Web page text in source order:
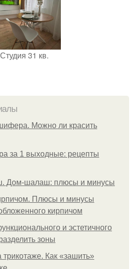
Студия 31 кв.
Можно ли красить
за 1 выходные: рецепты
Дом-шалаш: плюсы и минусы
Плюсы и минусы
кирпичом
и эстетичного
зоны
трикотаже. Как «зашить»